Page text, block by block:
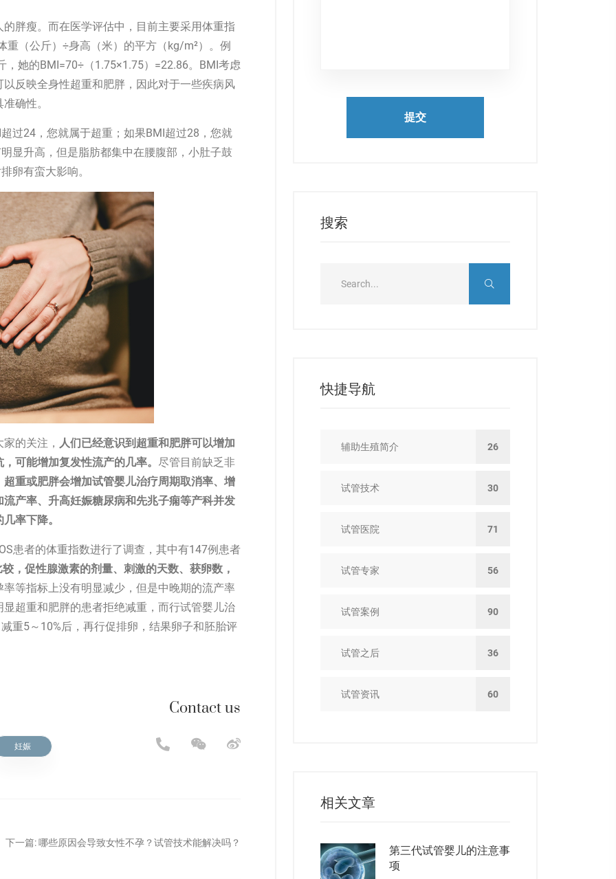
胖瘦。而在医学评估中，目前主要采用体重指
重（公斤）÷身高（米）的平方（kg/m²）。例
她的BMI=70÷（1.75×1.75）=22.86。BMI考虑
反映全身性超重和肥胖，因此对于一些疾病风
确性。
过24，您就属于超重；如果BMI超过28，您就
显升高，但是脂肪都集中在腰腹部，小肚子鼓
卵有蛮大影响。
的关注， 人们已经意识到超重和肥胖可以增加
可能增加复发性流产的几率。 尽管目前缺乏非
超重或肥胖会增加试管婴儿治疗周期取消率、增
产率、升高妊娠糖尿病和先兆子痫等产科并发
率下降。
患者的体重指数进行了调查，其中有147例患者
，促性腺激素的剂量、刺激的天数、获卵数，
率等指标上没有明显减少，但是中晚期的流产率
超重和肥胖的患者拒绝减重，而行试管婴儿治
重5～10%后，再行促排卵，结果卵子和胚胎评
妊娠
Contact us
下一篇:哪些原因会导致女性不孕？试管技术能解决吗？
提交
搜索
快捷导航
辅助生殖简介 26
试管技术 30
试管医院 71
试管专家 56
试管案例 90
试管之后 36
试管资讯 60
相关文章
第三代试管婴儿的注意事
项